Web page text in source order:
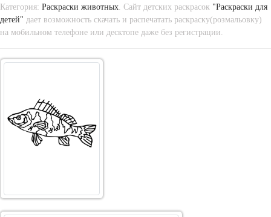
Категория: Раскраски животных. Сайт детских раскрасок "Раскраски для
детей" дает возможность скачать и распечатать раскраску(розмальовку)
на мобильном телефоне или десктопе даже без регистрации.